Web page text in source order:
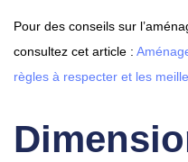
Pour des conseils sur
consultez cet article :
règles à respecter et les